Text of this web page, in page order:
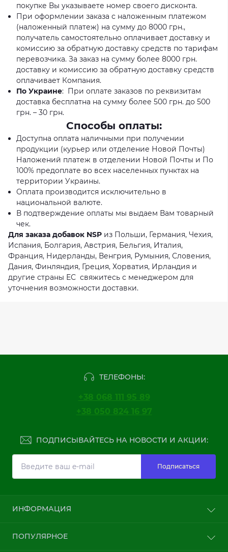
покупке Вы указываете номер своего дисконта.
При оформлении заказа с наложенным платежом
(наложенный платеж) на сумму до 8000 грн.,
получатель самостоятельно оплачивает доставку и
комиссию за обратную доставку средств по тарифам
перевозчика. За заказ на сумму более 8000 грн.
доставку и комиссию за обратную доставку средств
оплачивает Компания.
По Украине: При оплате заказов по реквизитам
доставка бесплатна на сумму более 500 грн. до 500
грн. – 30 грн.
Способы оплаты:
Доступна оплата наличными при получении
продукции (курьер или отделение Новой Почты)
Наложений платеж в отделении Новой Почты и По
100% предоплате во всех населенных пунктах на
территории Украины.
Оплата производится исключительно в
национальной валюте.
В подтверждение оплаты мы выдаем Вам товарный
чек.
Для заказа добавок NSP из Польши, Германия, Чехия,
Испания, Болгария, Австрия, Бельгия, Италия,
Франция, Нидерланды, Венгрия, Румыния, Словения,
Дания, Финляндия, Греция, Хорватия, Ирландия и
другие страны ЕС свяжитесь с менеджером для
уточнения возможности доставки.
ТЕЛЕФОНЫ:
+38 068 111 95 89
+38 050 824 16 97
ПОДПИСЫВАЙТЕСЬ НА НОВОСТИ И АКЦИИ:
Подписаться
ИНФОРМАЦИЯ
Менеджер Наталия
ПОПУЛЯРНОЕ